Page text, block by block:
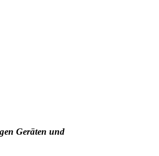
Geräten und